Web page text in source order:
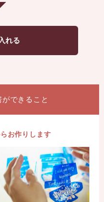
できること
お作りします